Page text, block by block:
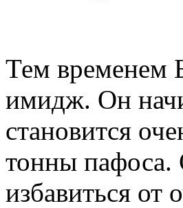
Тем временем
имидж. Он
становится
тонны пафоса.
избавиться от